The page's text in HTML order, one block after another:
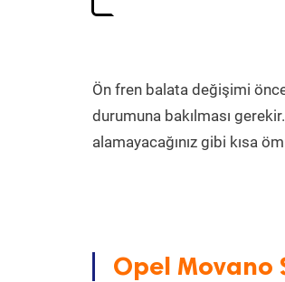
Ön fren balata değişimi
durumuna bakılması
alamayacağınız gibi kısa
Opel Movano